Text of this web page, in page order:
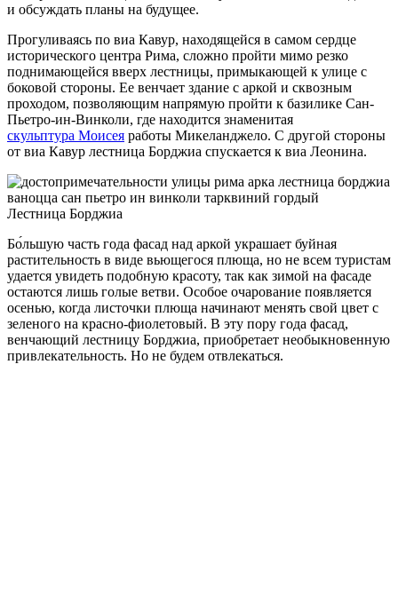
и обсуждать планы на будущее.
Прогуливаясь по виа Кавур, находящейся в самом сердце
исторического центра Рима, сложно пройти мимо резко
поднимающейся вверх лестницы, примыкающей к улице с
боковой стороны. Ее венчает здание с аркой и сквозным
проходом, позволяющим напрямую пройти к базилике Сан-
Пьетро-ин-Винколи, где находится знаменитая
скульптура Моисея работы Микеланджело. С другой стороны
от виа Кавур лестница Борджиа спускается к виа Леонина.
Лестница Борджиа
Бо́льшую часть года фасад над аркой украшает буйная
растительность в виде вьющегося плюща, но не всем туристам
удается увидеть подобную красоту, так как зимой на фасаде
остаются лишь голые ветви. Особое очарование появляется
осенью, когда листочки плюща начинают менять свой цвет с
зеленого на красно-фиолетовый. В эту пору года фасад,
венчающий лестницу Борджиа, приобретает необыкновенную
привлекательность. Но не будем отвлекаться.